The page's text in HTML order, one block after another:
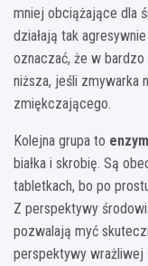
mniej obciążające dla
działają tak
oznaczać, że w
niższa, jeśli zmywarka
zmiękczającego.
Kolejna grupa to
białka i skrobię. Są
tabletkach, bo po
Z perspektywy
pozwalają myć
perspektywy wrażliwej